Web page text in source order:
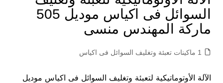
السوائل فى اكياس موديل 505
ماركة المهندس منسى
1 ماكينات تعبئة وتغليف السوائل فى اكياس
الآلة الأوتوماتيكية لتعبئة وتغليف السوائل فى اكياس موديل